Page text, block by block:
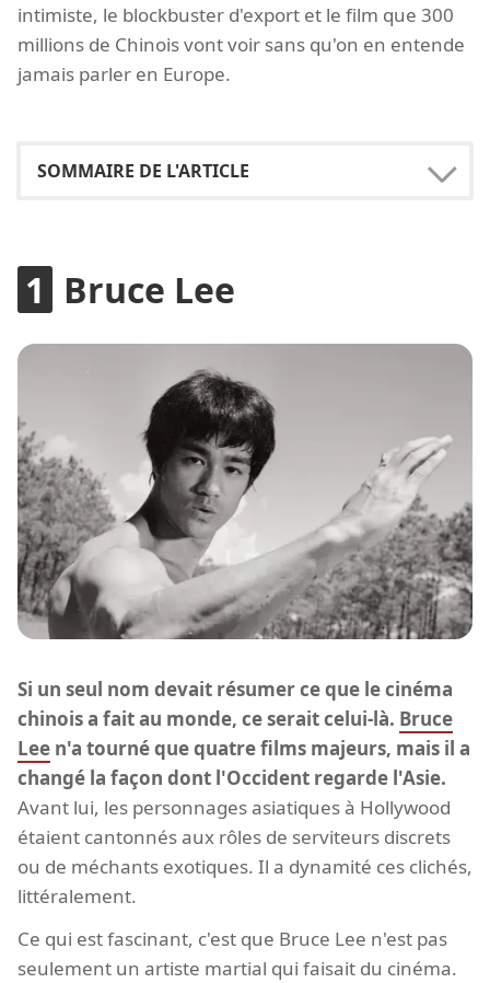
intimiste, le blockbuster d'export et le film que 300
millions de Chinois vont voir sans qu'on en entende
jamais parler en Europe.
Bruce Lee
Si un seul nom devait résumer ce que le cinéma
chinois a fait au monde, ce serait celui-là. Bruce
Lee n'a tourné que quatre films majeurs, mais il a
changé la façon dont l'Occident regarde l'Asie.
Avant lui, les personnages asiatiques à Hollywood
étaient cantonnés aux rôles de serviteurs discrets
ou de méchants exotiques. Il a dynamité ces clichés,
littéralement.
Ce qui est fascinant, c'est que Bruce Lee n'est pas
seulement un artiste martial qui faisait du cinéma.